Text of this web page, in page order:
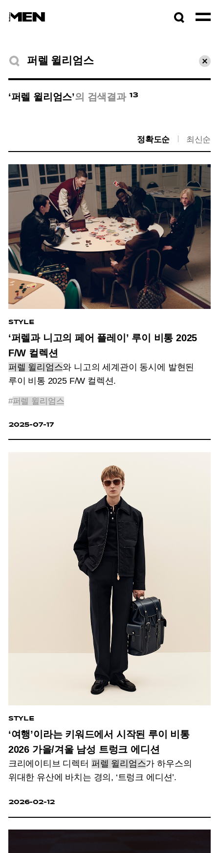
검색결과
초기
‘퍼렐 윌리엄스’의 검색결과 13
정확도순 최신순
STYLE
‘퍼렐과 니고의 페어 플레이’ 루이 비통 2025
F/W 컬렉션
퍼렐 윌리엄스와 니고의 세계관이 동시에 발현된
루이 비통 2025 F/W 컬렉션.
#퍼렐 윌리엄스
2025-07-17
STYLE
‘여행’이라는 키워드에서 시작된 루이 비통
2026 가을/겨울 남성 트렁크 에디션
크리에이티브 디렉터 퍼렐 윌리엄스가 하우스의
위대한 유산에 바치는 경의, ‘트렁크 에디션’.
2026-02-12